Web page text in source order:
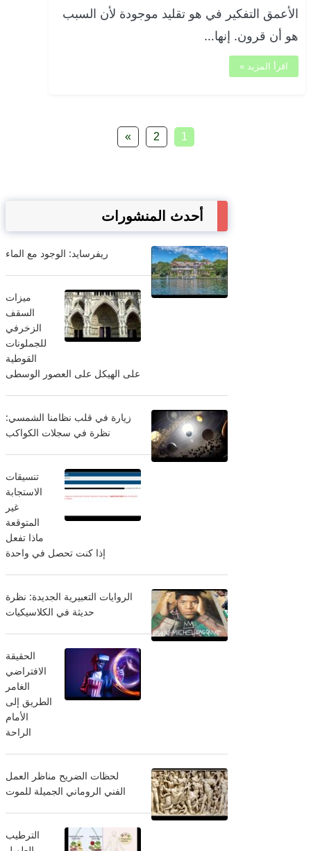
الأعمق التفكير في هو تقليد موجودة لأن السبب
هو أن قرون. إنها…
اقرأ المزيد »
1
2
»
أحدث المنشورات
ريفرسايد: الوجود مع الماء
ميزات
السقف
الزخرفي
للجملونات
القوطية
على الهيكل على العصور الوسطى
زيارة في قلب نظامنا الشمسي:
نظرة في سجلات الكواكب
تنسيقات
الاستجابة
غير
المتوقعة
ماذا تفعل
إذا كنت تحصل في واحدة
الروايات التعبيرية الجديدة: نظرة
حديثة في الكلاسيكيات
الحقيقة
الافتراضي
الغامر
الطريق إلى
الأمام
الراحة
لحظات الضريح مناظر العمل
الفني الروماني الجميلة للموت
الترطيب